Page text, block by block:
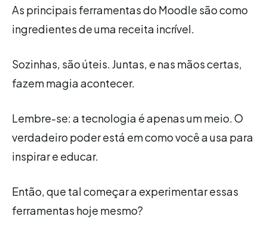
As principais ferramentas do Moodle são como
ingredientes de uma receita incrível.
Sozinhas, são úteis. Juntas, e nas mãos certas,
fazem magia acontecer.
Lembre-se: a tecnologia é apenas um meio. O
verdadeiro poder está em como você a usa para
inspirar e educar.
Então, que tal começar a experimentar essas
ferramentas hoje mesmo?